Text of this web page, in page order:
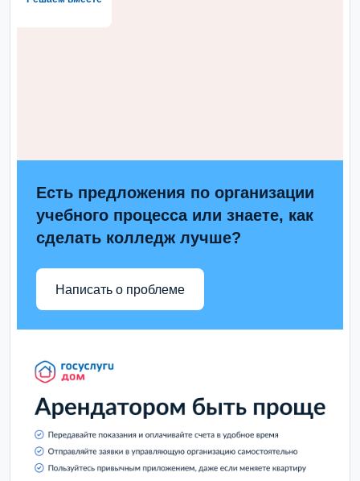
Есть предложения по организации
учебного процесса или знаете, как
сделать колледж лучше?
Написать о проблеме